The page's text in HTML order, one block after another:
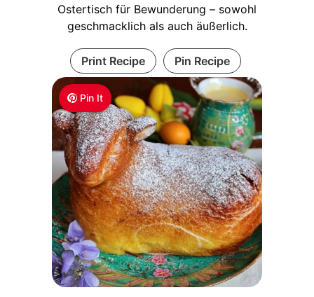
Pin It
Ostertisch für Bewunderung – sowohl
geschmacklich als auch äußerlich.
Print Recipe Pin Recipe